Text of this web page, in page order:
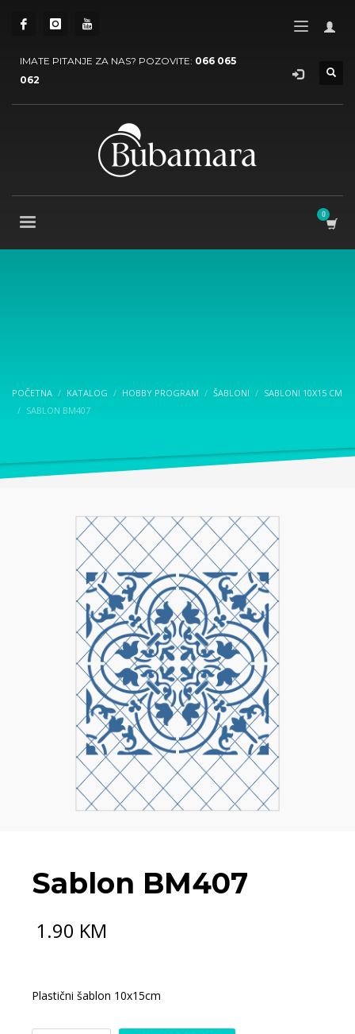
IMATE PITANJE ZA NAS? POZOVITE: 066 065
062
POČETNA KATALOG HOBBY PROGRAM ŠABLONI
SABLONI 10X15 CM
SABLON BM407
Sablon BM407
1.90 KM
Plastični šablon 10x15cm